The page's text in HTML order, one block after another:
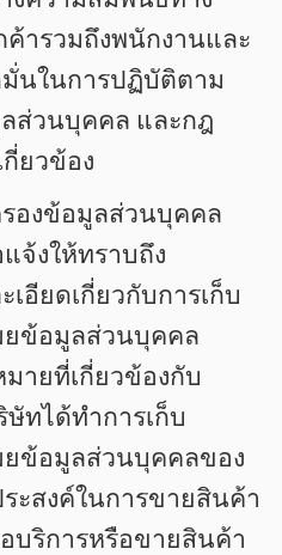
ารวมถึงพนักงานและ
นในการปฏิบัติตาม
ส่วนบุคคล และกฎ
ยวข้อง
องข้อมูลส่วนบุคคล
จ้งให้ทราบถึง
อียดเกี่ยวกับการเก็บ
ยข้อมูลส่วนบุคคล
ายที่เกี่ยวข้องกับ
ทได้ทำการเก็บ
ยข้อมูลส่วนบุคคลของ
ะสงค์ในการขายสินค้า
บริการหรือขายสินค้า